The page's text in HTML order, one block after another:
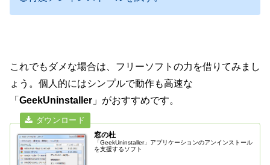
これでもダメな場合は、フリーソフトの力を借りてみまし
ょう。個人的にはシンプルで動作も高速な
「 GeekUninstaller 」がおすすめです。
窓の杜
「GeekUninstaller」アプリケーションのアンインストール
を支援するソフト